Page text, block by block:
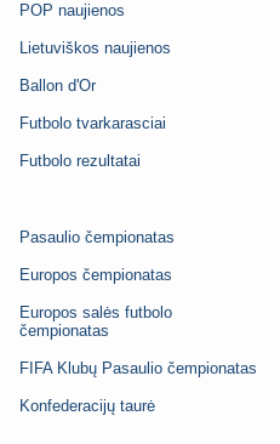
POP naujienos
Lietuviškos naujienos
Ballon d'Or
Futbolo tvarkarasciai
Futbolo rezultatai
Pasaulio čempionatas
Europos čempionatas
Europos salės futbolo
čempionatas
FIFA Klubų Pasaulio čempionatas
Konfederacijų taurė